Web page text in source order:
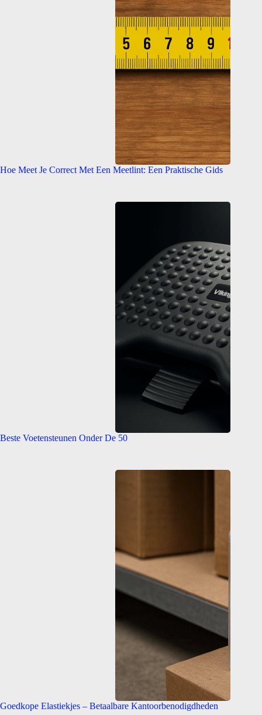
Hoe Meet Je Correct Met Een Meetlint: Een Praktische Gids
Beste Voetensteunen Onder De 50
Goedkope Elastiekjes – Betaalbare Kantoorbenodigdheden